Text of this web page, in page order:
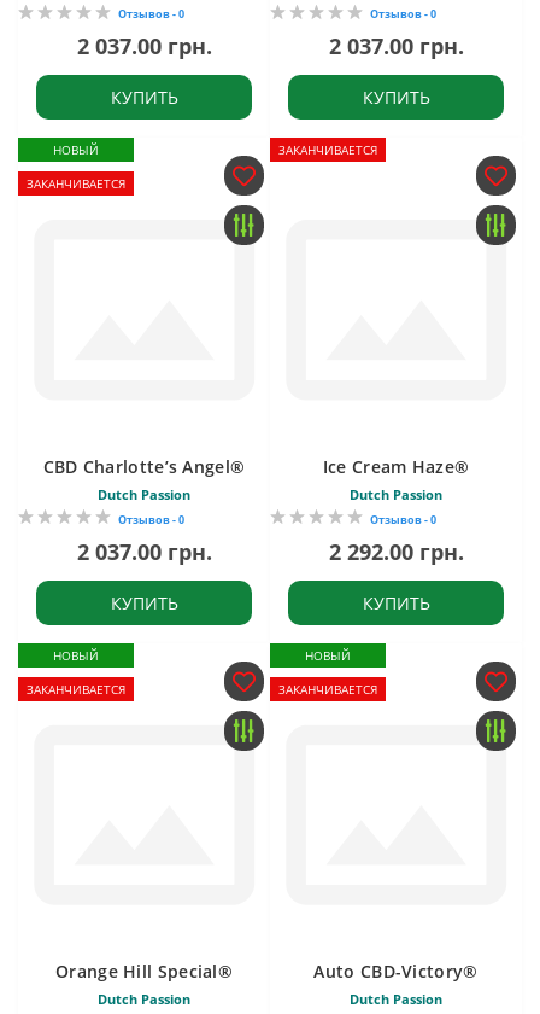
Отзывов - 0
2 037.00 грн.
КУПИТЬ
Отзывов - 0
2 037.00 грн.
КУПИТЬ
НОВЫЙ
ЗАКАНЧИВАЕТСЯ
CBD Charlotte’s Angel®
Dutch Passion
Отзывов - 0
2 037.00 грн.
КУПИТЬ
ЗАКАНЧИВАЕТСЯ
Ice Cream Haze®
Dutch Passion
Отзывов - 0
2 292.00 грн.
КУПИТЬ
НОВЫЙ
ЗАКАНЧИВАЕТСЯ
Orange Hill Special®
Dutch Passion
НОВЫЙ
ЗАКАНЧИВАЕТСЯ
Auto CBD-Victory®
Dutch Passion